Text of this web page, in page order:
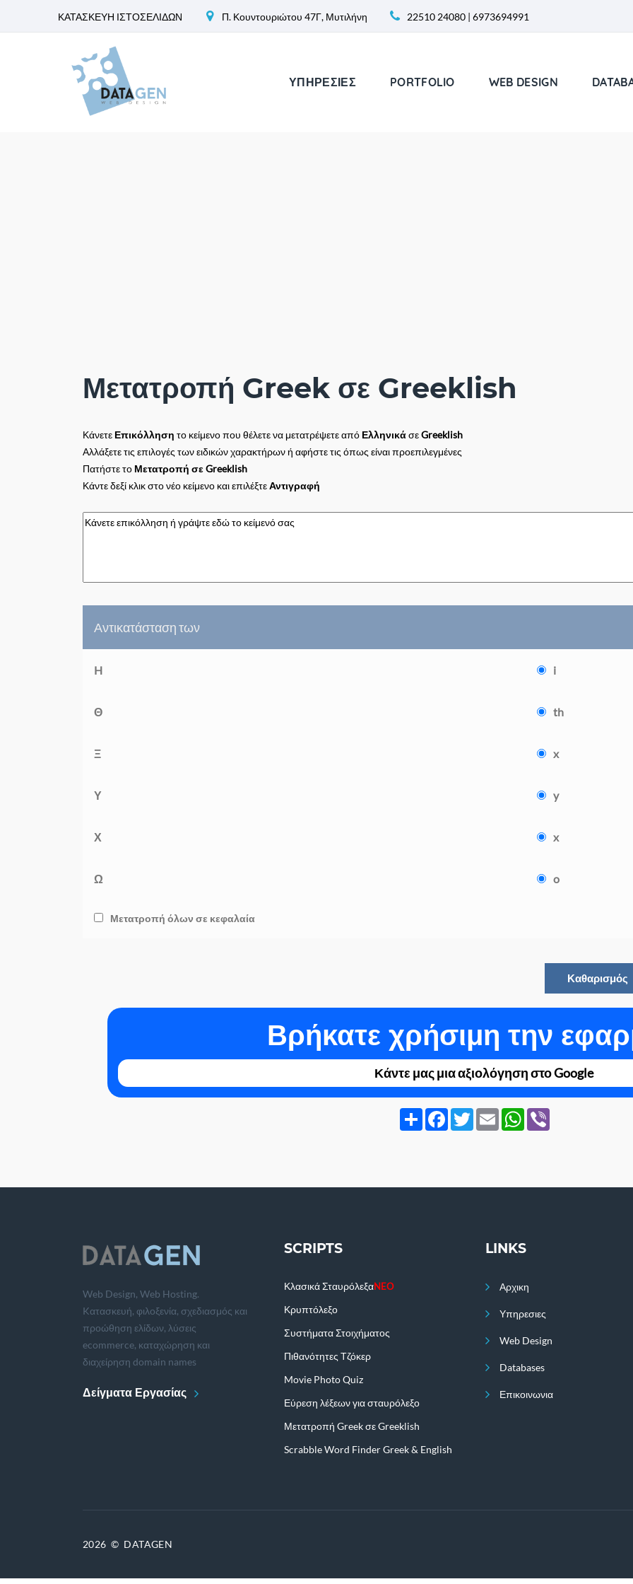
ΚΑΤΑΣΚΕΥΗ ΙΣΤΟΣΕΛΙΔΩΝ Π. Κουντουριώτου 47Γ, Μυτιλήνη 22510 24080 | 6973694991
ΥΠΗΡΕΣΙΕΣ PORTFOLIO WEB DESIGN
Μετατροπή Greek σε Greeklish
Κάνετε Επικόλληση το κείμενο που θέλετε να μετατρέψετε από ΕλληνικάσεGreeklish
Αλλάξετε τις επιλογές των ειδικών χαρακτήρων ή αφήστε τις όπως είναι προεπιλεγμένες
Πατήστε το Μετατροπή σε Greeklish
Κάντε δεξί κλικ στο νέο κείμενο και επιλέξτεΑντιγραφή
Αντικατάσταση των
H i
Θ th
Ξ x
Υ y
Χ x
Ω o
Μετατροπή όλων σε κεφαλαία
Βρήκατε χρήσιμη την
Κάντε μας μια αξιολόγηση στο Google
Share FacebookTwitterEmail WhatsApp
Web Design, Web Hosting.
Kατασκευή, φιλοξενία, σχεδιασμός και
προώθηση ελίδων, λύσεις
ecommerce, καταχώρηση και
διαχείρηση domain names
Δείγματα Εργασίας
SCRIPTS
Κλασικά ΣταυρόλεξαNEO
Κρυπτόλεξο
Συστήματα Στοιχήματος
Πιθανότητες Τζόκερ
Movie Photo Quiz
Εύρεση λέξεων για σταυρόλεξο
Μετατροπή Greek σε Greeklish
Scrabble Word Finder Greek & English
LINKS
Αρχικη
Υπηρεσιες
Web Design
Databases
Επικοινωνια
2026 © DATAGEN